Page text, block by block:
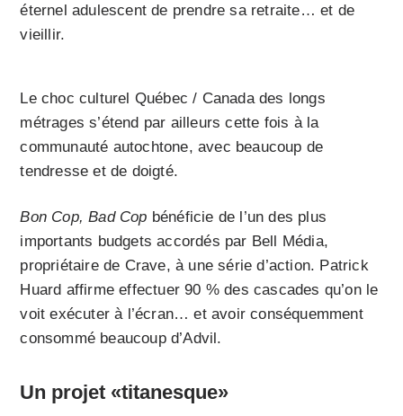
éternel adulescent de prendre sa retraite… et de
vieillir.
Le choc culturel Québec / Canada des longs
métrages s’étend par ailleurs cette fois à la
communauté autochtone, avec beaucoup de
tendresse et de doigté.
Bon Cop, Bad Cop bénéficie de l’un des plus
importants budgets accordés par Bell Média,
propriétaire de Crave, à une série d’action. Patrick
Huard affirme effectuer 90 % des cascades qu’on le
voit exécuter à l’écran… et avoir conséquemment
consommé beaucoup d’Advil.
Un projet «titanesque»